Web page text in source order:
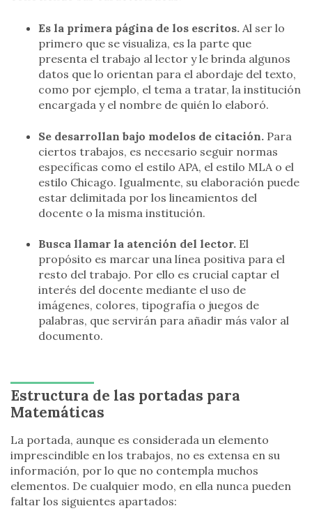
Es la primera página de los escritos. Al ser lo
primero que se visualiza, es la parte que
presenta el trabajo al lector y le brinda algunos
datos que lo orientan para el abordaje del texto,
como por ejemplo, el tema a tratar, la institución
encargada y el nombre de quién lo elaboró.
Se desarrollan bajo modelos de citación. Para
ciertos trabajos, es necesario seguir normas
específicas como el estilo APA, el estilo MLA o el
estilo Chicago. Igualmente, su elaboración puede
estar delimitada por los lineamientos del
docente o la misma institución.
Busca llamar la atención del lector. El
propósito es marcar una línea positiva para el
resto del trabajo. Por ello es crucial captar el
interés del docente mediante el uso de
imágenes, colores, tipografía o juegos de
palabras, que servirán para añadir más valor al
documento.
Estructura de las portadas para
Matemáticas
La portada, aunque es considerada un elemento
imprescindible en los trabajos, no es extensa en su
información, por lo que no contempla muchos
elementos. De cualquier modo, en ella nunca pueden
faltar los siguientes apartados: